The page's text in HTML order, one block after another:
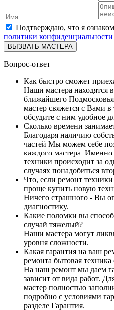
Подтверждаю, что я
политики конфиденциальности
ВЫЗВАТЬ МАСТЕРА
Вопрос-ответ
Как быстро сможет
Наши мастера находятся
ближайшего
мастер свяжется с Вами
обсудите с ним удобное
Сколько времени
Благодаря наличию
частей Мы можем себе
каждого мастера.
техники происходит за
случаях понадобиться
Что, если ремонт
проще купить новую
Ничего страшного - Вы
диагностику.
Какие поломки вы
случай тяжелый?
Наши мастера могут
уровня сложности.
Какая гарантия на ваш
ремонта бытовая техника
На наш ремонт мы даем
зависит от вида работ.
мастер полностью
подробно с условиями
разделе Гарантия.